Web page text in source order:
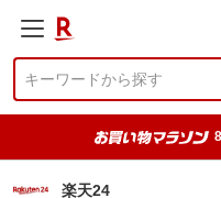
楽天24